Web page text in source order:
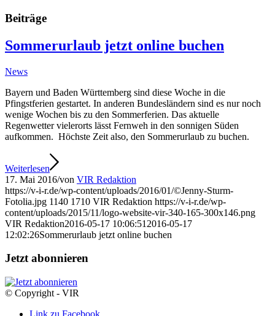
Beiträge
Sommerurlaub jetzt online buchen
News
Bayern und Baden Württemberg sind diese Woche in die
Pfingstferien gestartet. In anderen Bundesländern sind es nur noch
wenige Wochen bis zu den Sommerferien. Das aktuelle
Regenwetter vielerorts lässt Fernweh in den sonnigen Süden
aufkommen. Höchste Zeit also, den Sommerurlaub zu buchen.
Weiterlesen
17. Mai 2016/von VIR Redaktion
https://v-i-r.de/wp-content/uploads/2016/01/©Jenny-Sturm-
Fotolia.jpg 1140 1710 VIR Redaktion https://v-i-r.de/wp-
content/uploads/2015/11/logo-website-vir-340-165-300x146.png
VIR Redaktion2016-05-17 10:06:51 2016-05-17
12:02:26Sommerurlaub jetzt online buchen
Jetzt abonnieren
© Copyright - VIR
Link zu Facebook